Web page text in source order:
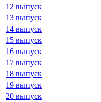
12 выпуск
13 выпуск
14 выпуск
15 выпуск
16 выпуск
17 выпуск
18 выпуск
19 выпуск
20 выпуск